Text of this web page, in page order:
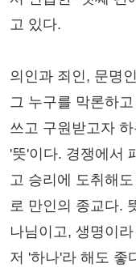
고 있다.
의인과 죄인, 문명
그 누구를 막론하
쓰고 구원받고자
'뜻'이다. 경쟁에서
고 승리에 도취해
로 만인의 종교다.
나님이고, 생명이
저 '하나'라 해도 좋